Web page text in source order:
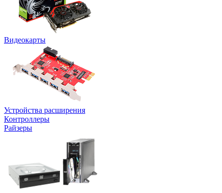
Видеокарты
Устройства расширения
Контроллеры
Райзеры